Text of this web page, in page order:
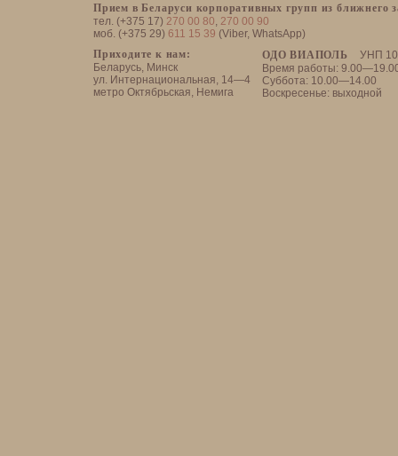
Прием в Беларуси корпоративных групп из ближнего
тел. (+375 17) 270 00 80, 270 00 90
моб. (+375 29) 611 15 39 (Viber, WhatsApp)
ОДО ВИАПОЛЬ
УНП
Время работы:
Суббота: 10.00—14.00
Воскресенье: выходной
Приходите к нам:
Беларусь, Минск
ул. Интернациональная, 14—4
метро Октябрьская, Немига